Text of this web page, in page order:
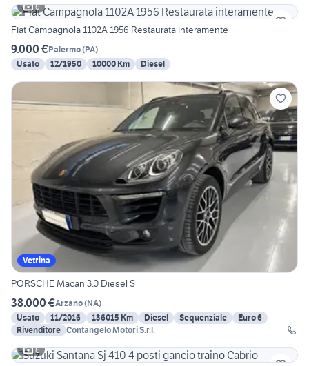
6
Fiat Campagnola 1102A 1956 Restaurata interamente
9.000 €Palermo(PA)
Usato
12/1950 10000 Km Diesel
Vetrina
PORSCHE Macan 3.0 Diesel S
38.000 €Arzano(NA)
Usato
11/2016 136015 Km Diesel Sequenziale
Euro 6
Rivenditore Contangelo Motori S.r.l.
6